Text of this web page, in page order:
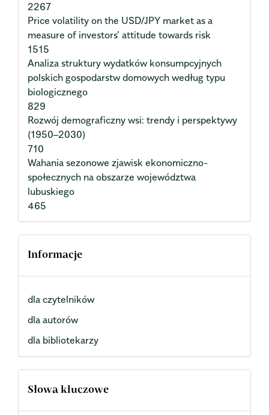
2267
Price volatility on the USD/JPY market as a
measure of investors’ attitude towards risk
1515
Analiza struktury wydatków konsumpcyjnych
polskich gospodarstw domowych według typu
biologicznego
829
Rozwój demograficzny wsi: trendy i perspektywy
(1950–2030)
710
Wahania sezonowe zjawisk ekonomiczno-
społecznych na obszarze województwa
lubuskiego
465
Informacje
dla czytelników
dla autorów
dla bibliotekarzy
Słowa kluczowe